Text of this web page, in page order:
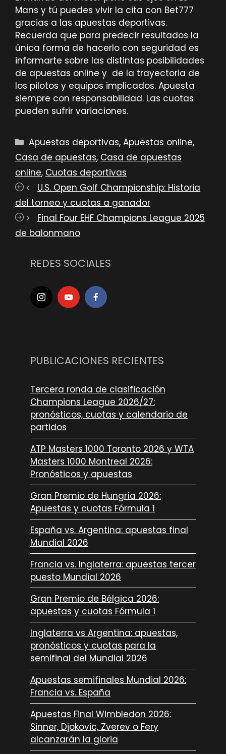
Mans y tú puedes vivir la cita con Bet777
gracias a las apuestas deportivas.
Recuerda que para predecir resultados la
única forma de hacerlo con seguridad es
informarte sobre las distintas posibilidades
de apuestas online y de la trayectoria de
los pilotos y equipos implicados. Apuesta
siempre con responsabilidad. Las cuotas
pueden sufrir variaciones.
Categorías
Apuestas deportivas,Apuestas online,
Casa de apuestas, Casa de apuestas
online, Cuotas deportivas
U.S. Open Golf Championship: Historia
del torneo y cuotas a ganador
Final Four EHF Champions League 2025
de balonmano
REDES SOCIALES
PUBLICACIONES RECIENTES
Tercera ronda de clasificación
Champions League 2026/27:
pronósticos, cuotas y calendario de
partidos
ATP Masters 1000 Toronto 2026 y WTA
Masters 1000 Montreal 2026:
Pronósticos y apuestas
Gran Premio de Hungría 2026:
Apuestas y cuotas Fórmula 1
España vs. Argentina: apuestas final
Mundial 2026
Francia vs. Inglaterra: apuestas tercer
puesto Mundial 2026
Gran Premio de Bélgica 2026:
apuestas y cuotas Fórmula 1
Inglaterra vs Argentina: apuestas,
pronósticos y cuotas para la
semifinal del Mundial 2026
Apuestas semifinales Mundial 2026:
Francia vs. España
Apuestas Final Wimbledon 2026:
Sinner, Djokovic, Zverev o Fery
alcanzarán la gloria